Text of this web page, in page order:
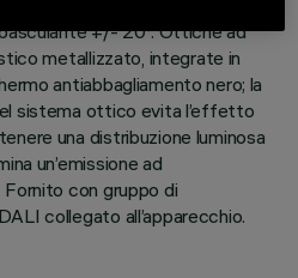
+/- 20°. Ottiche ad
metallizzato, integrate in
antiabbagliamento nero; la
sistema ottico evita l’effetto
una distribuzione luminosa
un’emissione ad
con gruppo di
collegato all’apparecchio.